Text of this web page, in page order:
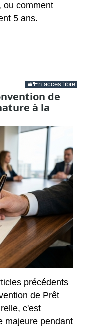
ou comment
5 ans.
En accès libre
de
à la
précédents
de Prêt
c'est
majeure pendant